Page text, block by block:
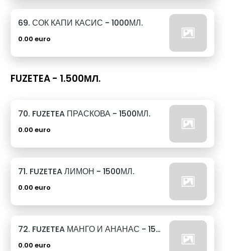
69. СОК КАПИ КАСИС - 1000МЛ.
0.00 euro
FUZETEA - 1.500МЛ.
70. FUZETEA ПРАСКОВА - 1500МЛ.
0.00 euro
71. FUZETEA ЛИМОН - 1500МЛ.
0.00 euro
72. FUZETEA МАНГО И АНАНАС - 1500МЛ.
0.00 euro